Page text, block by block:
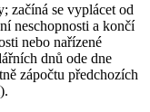
začíná se vyplácet od
neschopnosti a končí
nebo nařízené
dnů ode dne
zápočtu předchozích